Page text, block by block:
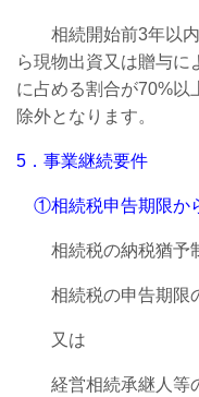
相続開始前3年以内
ら現物出資又は贈与に
に占める割合が70%以
除外となります。
5．事業継続要件
①相続税申告期限か
相続税の納税猶予
相続税の申告期限の
又は
経営相続承継人等